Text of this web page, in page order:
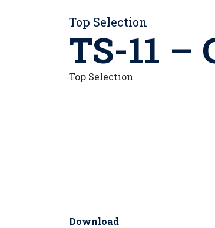
Top Selection
TS-11 –
Top Selection
Download